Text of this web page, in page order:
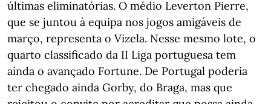
últimas eliminatórias. O médio Leverton Pierre,
que se juntou à equipa nos jogos amigáveis de
março, representa o Vizela. Nesse mesmo lote, o
quarto classificado da II Liga portuguesa tem
ainda o avançado Fortune. De Portugal poderia
ter chegado ainda Gorby, do Braga, mas que